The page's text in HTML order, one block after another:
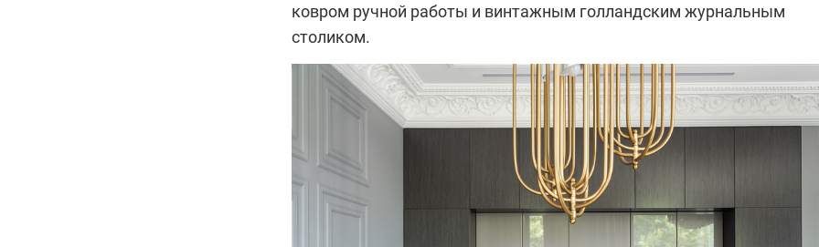
ковром ручной работы и винтажным голландским журнальным
столиком.